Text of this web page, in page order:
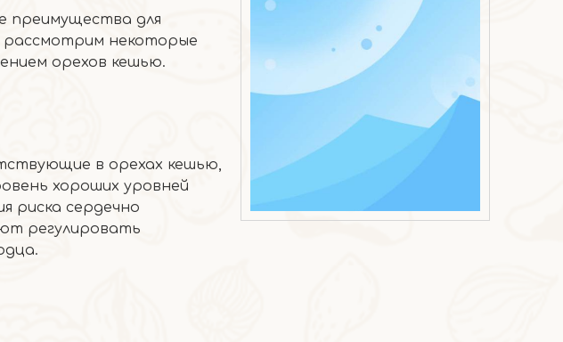
преимущества для
рассмотрим некоторые
орехов кешью.
в орехах кешью,
хороших уровней
риска сердечно
регулировать
Печенье из коричневого риса с сыром и водорослями, кешью